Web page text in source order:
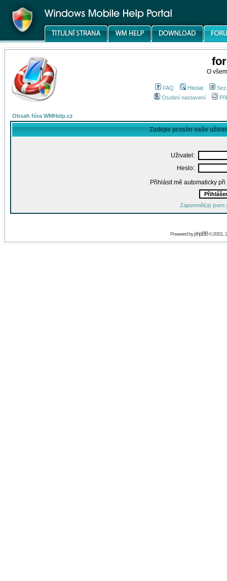
O
FAQ Hledat
Osobní nastavení
Obsah fóra WMHelp.cz
Zadejte prosím vaše
Uživatel:
Heslo:
Přihlásit mě automaticky
Zapomněl(a) jsem
Powered byphpBB© 2001,